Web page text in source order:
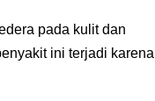
pada kulit dan
ini terjadi karena